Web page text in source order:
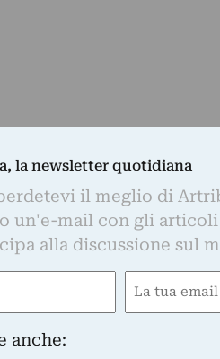
la newsletter quotidiana
il meglio di
un'e-mail con gli
alla discussione sul
Email
anche: